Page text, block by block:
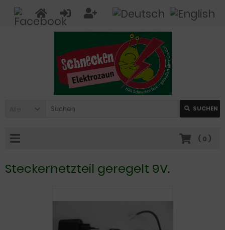
Alle SUCHEN
( 0 )
Steckernetzteil geregelt 9V.